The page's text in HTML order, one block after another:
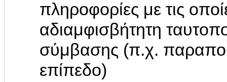
πληροφορίες με τις
αδιαμφισβήτητη
σύμβασης (π.χ.
επίπεδο)